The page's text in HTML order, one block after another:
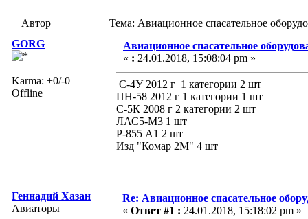
Автор
Тема: Авиационное спасательное
GORG
Karma: +0/-0
Offline
Авиационное спасательное
« : 24.01.2018, 15:08:04 pm »
С-4У 2012 г 1 категории 2 шт
ПН-58 2012 г 1 категории 1 шт
С-5К 2008 г 2 категории 2 шт
ЛАС5-М3 1 шт
Р-855 А1 2 шт
Изд "Комар 2М" 4 шт
Геннадий Хазан
Авиаторы
Re: Авиационное спасательное
« Ответ #1 : 24.01.2018, 15:18:02 pm »